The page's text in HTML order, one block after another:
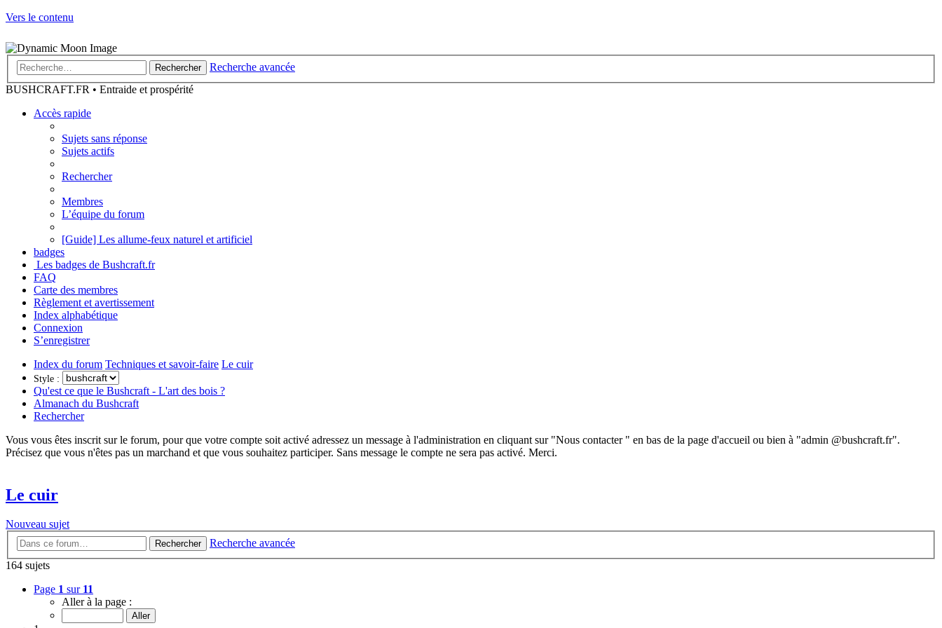
Vers le contenu
Rechercher
Recherche avancée
BUSHCRAFT.FR • Entraide et prospérité
Accès rapide
Sujets sans réponse
Sujets actifs
Rechercher
Membres
L’équipe du forum
[Guide] Les allume-feux naturel et artificiel
badges
Les badges de Bushcraft.fr
FAQ
Carte des membres
Règlement et avertissement
Index alphabétique
Connexion
S’enregistrer
Index du forum Techniques et savoir-faire Le cuir
Style :
Qu'est ce que le Bushcraft - L'art des bois ?
Almanach du Bushcraft
Rechercher
Vous vous êtes inscrit sur le forum, pour que votre compte soit activé adressez un message à l'administration en cliquant sur "Nous contacter " en bas de la page d'accueil ou bien à "admin @bushcraft.fr".
Précisez que vous n'êtes pas un marchand et que vous souhaitez participer. Sans message le compte ne sera pas activé. Merci.
Le cuir
Nouveau sujet
Rechercher
Recherche avancée
164 sujets
Page 1 sur 11
Aller à la page :